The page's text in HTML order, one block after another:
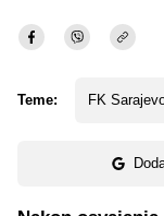
Teme: FK